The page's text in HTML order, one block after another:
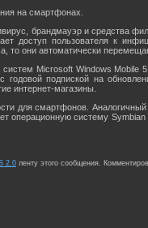
на смартфонах.
брандмауэр и средства
доступ пользователя к
то они автоматически
Microsoft Windows
подпиской на
интернет-магазины.
для смартфонов.
операционную систему
2.0 ленту этого сообщения.